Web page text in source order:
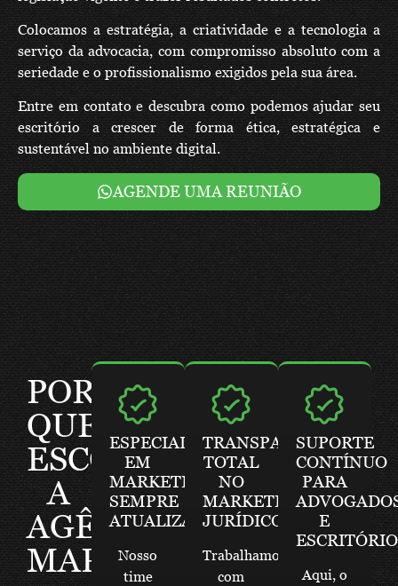
Colocamos a estratégia, a criatividade e a tecnologia a
serviço da advocacia, com compromisso absoluto com a
seriedade e o profissionalismo exigidos pela sua área.
Entre em contato e descubra como podemos ajudar seu
escritório a crescer de forma ética, estratégica e
sustentável no ambiente digital.
AGENDE UMA REUNIÃO
POR
QUE
ESCOLHER
A
AGÊNCIA
MARÇAL?
ESPECIALISTAS
EM
MARKETING
SEMPRE
ATUALIZADOS
Nosso
time
TRANSPARÊNCIA
TOTAL
NO
MARKETING
JURÍDICO
Trabalhamos
com
SUPORTE
CONTÍNUO
PARA
E
Aqui, o